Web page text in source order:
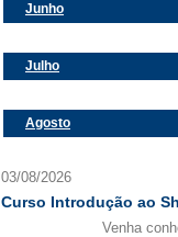
Junho
Julho
Agosto
03/08/2026
Curso Introdução ao
Venha